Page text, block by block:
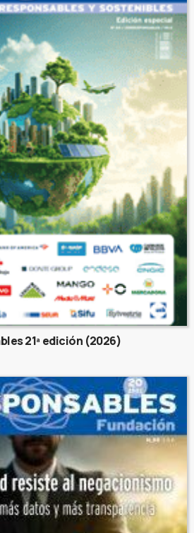
21ª edición (2026)